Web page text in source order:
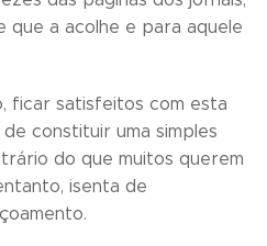
que a acolhe e para aquele
ficar satisfeitos com esta
constituir uma simples
do que muitos querem
isenta de